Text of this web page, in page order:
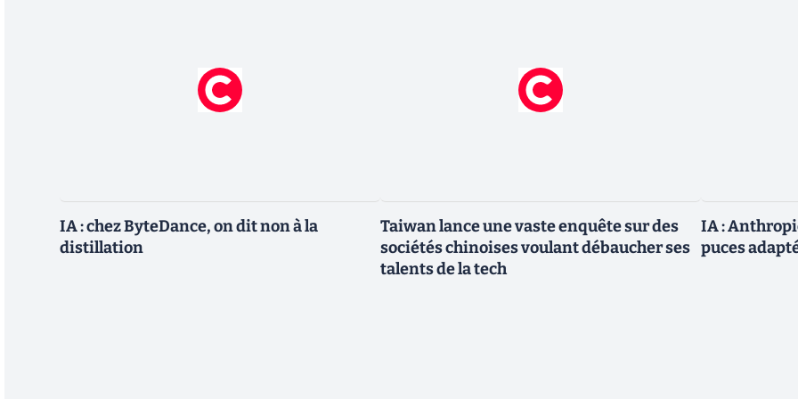
IA : chez ByteDance, on dit non à la
distillation
Taiwan lance une vaste enquête sur des
sociétés chinoises voulant débaucher ses
talents de la tech
IA :
puces